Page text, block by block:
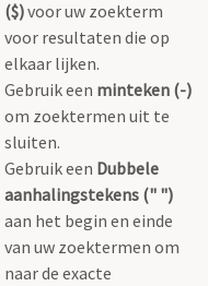
($)voor uw zoekterm
voor resultaten die op
elkaar lijken.
Gebruik een minteken (-)
om zoektermen uit te
sluiten.
Gebruik een Dubbele
aanhalingstekens (" ")
aan het begin en einde
van uw zoektermen om
naar de exacte